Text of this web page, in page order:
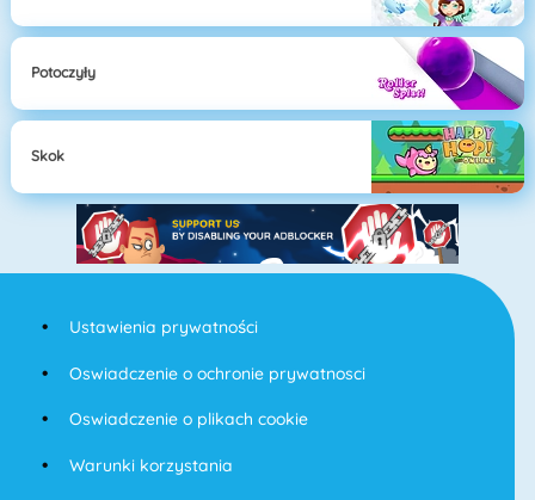
Potoczyły
Skok
Ustawienia prywatności
Oswiadczenie o ochronie prywatnosci
Oswiadczenie o plikach cookie
Warunki korzystania